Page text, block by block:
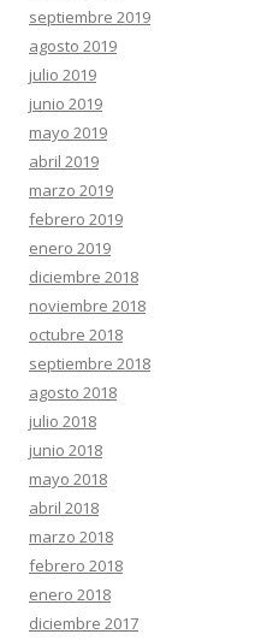
septiembre 2019
agosto 2019
julio 2019
junio 2019
mayo 2019
abril 2019
marzo 2019
febrero 2019
enero 2019
diciembre 2018
noviembre 2018
octubre 2018
septiembre 2018
agosto 2018
julio 2018
junio 2018
mayo 2018
abril 2018
marzo 2018
febrero 2018
enero 2018
diciembre 2017